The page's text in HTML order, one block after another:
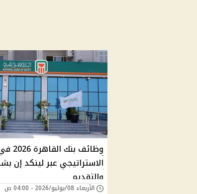
الاستراتيجي عبر لينكد إن
والتقديم
الأربعاء 08/يوليو/2026 - 04:00 ص